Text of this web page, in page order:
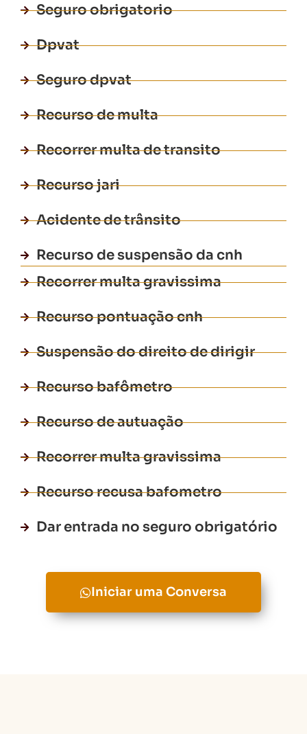
Seguro obrigatorio
Dpvat
Seguro dpvat
Recurso de multa
Recorrer multa de transito
Recurso jari
Acidente de trânsito
Recurso de suspensão da cnh
Recorrer multa gravissima
Recurso pontuação cnh
Suspensão do direito de dirigir
Recurso bafômetro
Recurso de autuação
Recorrer multa gravissima
Recurso recusa bafometro
Dar entrada no seguro obrigatório
Iniciar uma Conversa